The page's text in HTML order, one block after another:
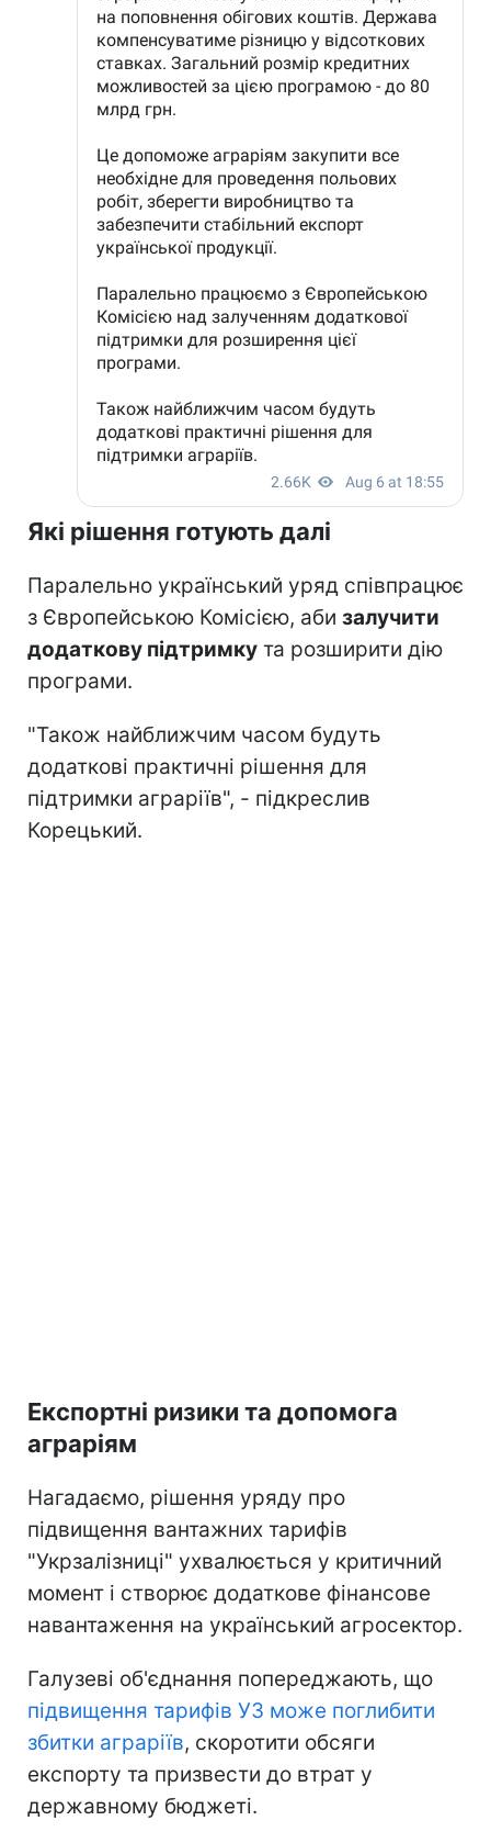
Які рішення готують далі
Паралельно український уряд співпрацює
з Європейською Комісією, аби залучити
додаткову підтримку та розширити дію
програми.
"Також найближчим часом будуть
додаткові практичні рішення для
підтримки аграріїв", - підкреслив
Корецький.
Експортні ризики та допомога
аграріям
Нагадаємо, рішення уряду про
підвищення вантажних тарифів
"Укрзалізниці" ухвалюється у критичний
момент і створює додаткове фінансове
навантаження на український агросектор.
Галузеві об'єднання попереджають, що
підвищення тарифів УЗ може поглибити
збитки аграріїв, скоротити обсяги
експорту та призвести до втрат у
державному бюджеті.